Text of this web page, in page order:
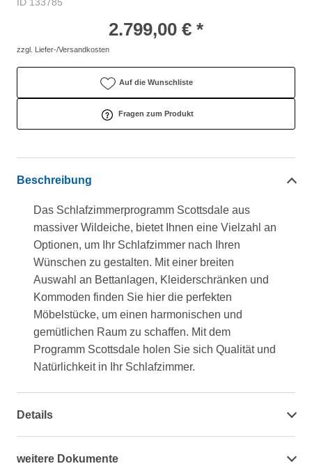
2.799,00 € *
zzgl. Liefer-/Versandkosten
Auf die Wunschliste
Fragen zum Produkt
Beschreibung
Das Schlafzimmerprogramm Scottsdale aus
massiver Wildeiche, bietet Ihnen eine Vielzahl an
Optionen, um Ihr Schlafzimmer nach Ihren
Wünschen zu gestalten. Mit einer breiten
Auswahl an Bettanlagen, Kleiderschränken und
Kommoden finden Sie hier die perfekten
Möbelstücke, um einen harmonischen und
gemütlichen Raum zu schaffen. Mit dem
Programm Scottsdale holen Sie sich Qualität und
Natürlichkeit in Ihr Schlafzimmer.
Details
weitere Dokumente